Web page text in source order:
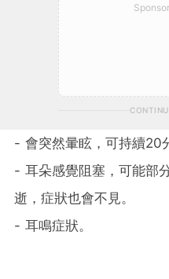
- 會突然暈眩，可持續20
- 耳朵感覺阻塞，可能部
逝，症狀也會不見。
- 耳鳴症狀。